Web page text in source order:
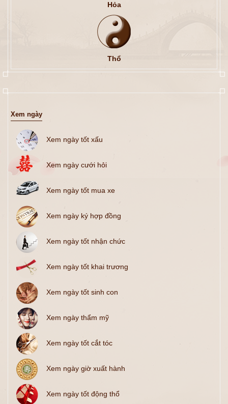
Hỏa
Thổ
Xem ngày
Xem ngày tốt xấu
Xem ngày cưới hỏi
Xem ngày tốt mua xe
Xem ngày ký hợp đồng
Xem ngày tốt nhận chức
Xem ngày tốt khai trương
Xem ngày tốt sinh con
Xem ngày thẩm mỹ
Xem ngày tốt cắt tóc
Xem ngày giờ xuất hành
Xem ngày tốt động thổ